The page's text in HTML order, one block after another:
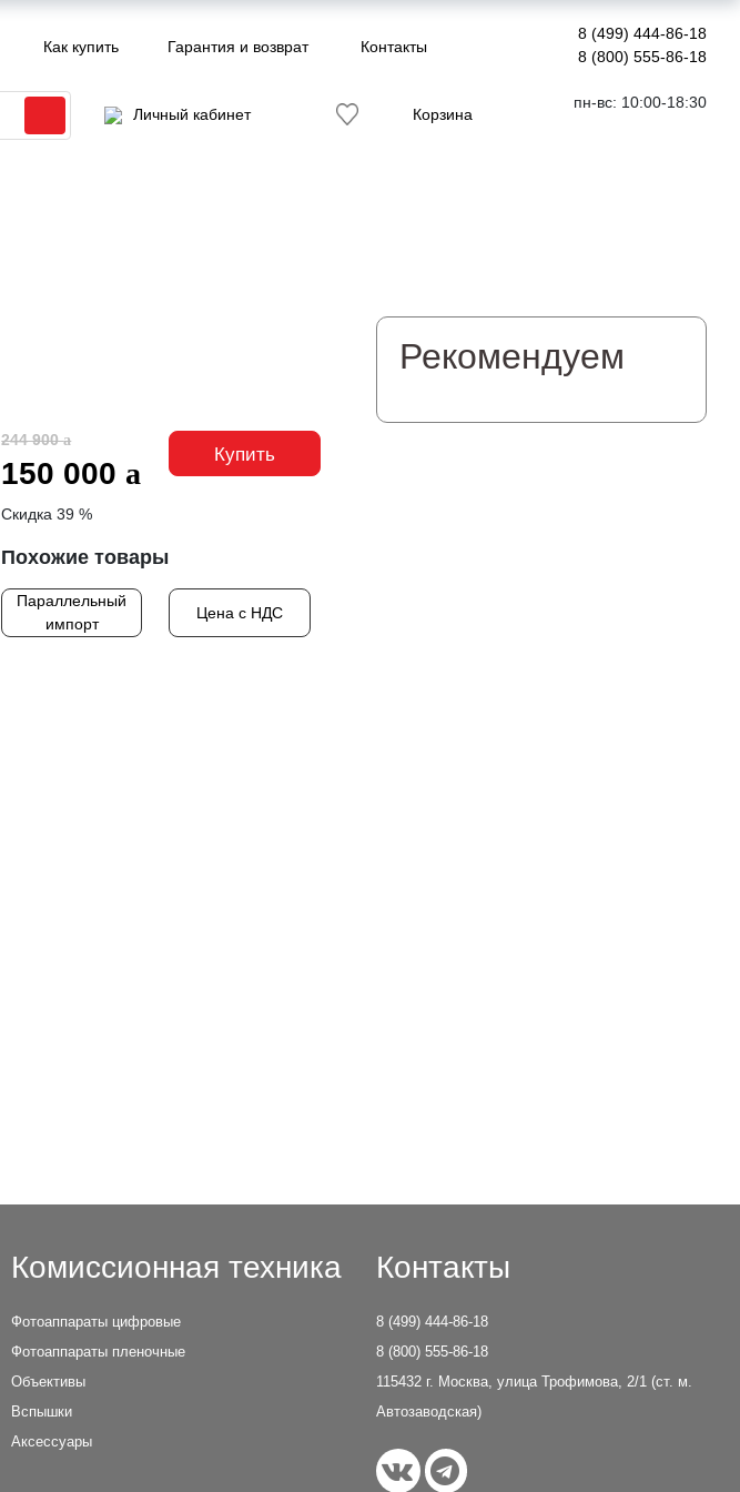
Как купить Гарантия и возврат Контакты
8 (499) 444-86-18
8 (800) 555-86-18
Личный кабинет Корзина
пн-вс: 10:00-18:30
244 900
150 000
Скидка 39 %
Купить
Похожие товары
Параллельный
импорт
Цена с НДС
Рекомендуем
Комиссионная техника
Фотоаппараты цифровые
Фотоаппараты пленочные
Объективы
Вспышки
Аксессуары
Контакты
8 (499) 444-86-18
8 (800) 555-86-18
115432 г. Москва, улица Трофимова, 2/1 (ст. м.
Автозаводская)